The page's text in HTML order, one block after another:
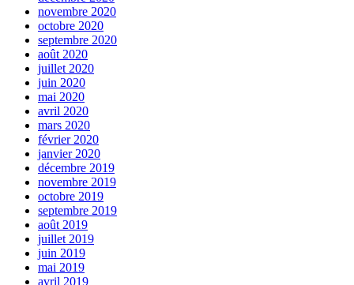
novembre 2020
octobre 2020
septembre 2020
août 2020
juillet 2020
juin 2020
mai 2020
avril 2020
mars 2020
février 2020
janvier 2020
décembre 2019
novembre 2019
octobre 2019
septembre 2019
août 2019
juillet 2019
juin 2019
mai 2019
avril 2019